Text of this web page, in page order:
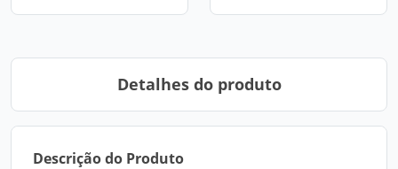
Detalhes do produto
Descrição do Produto